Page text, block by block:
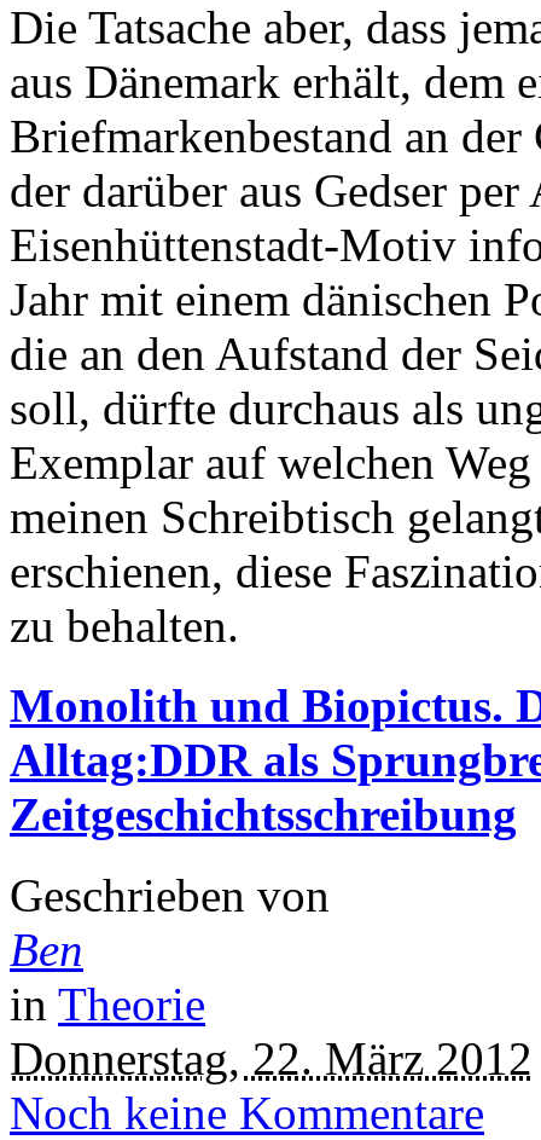
Die Tatsache aber, dass
aus Dänemark erhält, dem
Briefmarkenbestand an
der darüber aus Gedser
Eisenhüttenstadt-Motiv
Jahr mit einem dänischen
die an den Aufstand der
soll, dürfte durchaus als
Exemplar auf welchen
meinen Schreibtisch
erschienen, diese
zu behalten.
Monolith und Biopictus.
Alltag:DDR als
Zeitgeschichtsschreibung
Geschrieben von
Ben
in Theorie
Donnerstag, 22. März 2012
Noch keine Kommentare